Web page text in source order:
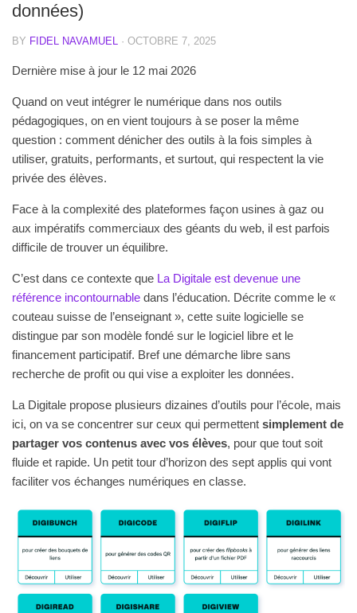
données)
BY FIDEL NAVAMUEL · OCTOBRE 7, 2025
Dernière mise à jour le 12 mai 2026
Quand on veut intégrer le numérique dans nos outils
pédagogiques, on en vient toujours à se poser la même
question : comment dénicher des outils à la fois simples à
utiliser, gratuits, performants, et surtout, qui respectent la vie
privée des élèves.
Face à la complexité des plateformes façon usines à gaz ou
aux impératifs commerciaux des géants du web, il est parfois
difficile de trouver un équilibre.
C’est dans ce contexte que La Digitale est devenue une
référence incontournable dans l’éducation. Décrite comme le «
couteau suisse de l’enseignant », cette suite logicielle se
distingue par son modèle fondé sur le logiciel libre et le
financement participatif. Bref une démarche libre sans
recherche de profit ou qui vise a exploiter les données.
La Digitale propose plusieurs dizaines d’outils pour l’école, mais
ici, on va se concentrer sur ceux qui permettent simplement de
partager vos contenus avec vos élèves, pour que tout soit
fluide et rapide. Un petit tour d’horizon des sept applis qui vont
faciliter vos échanges numériques en classe.